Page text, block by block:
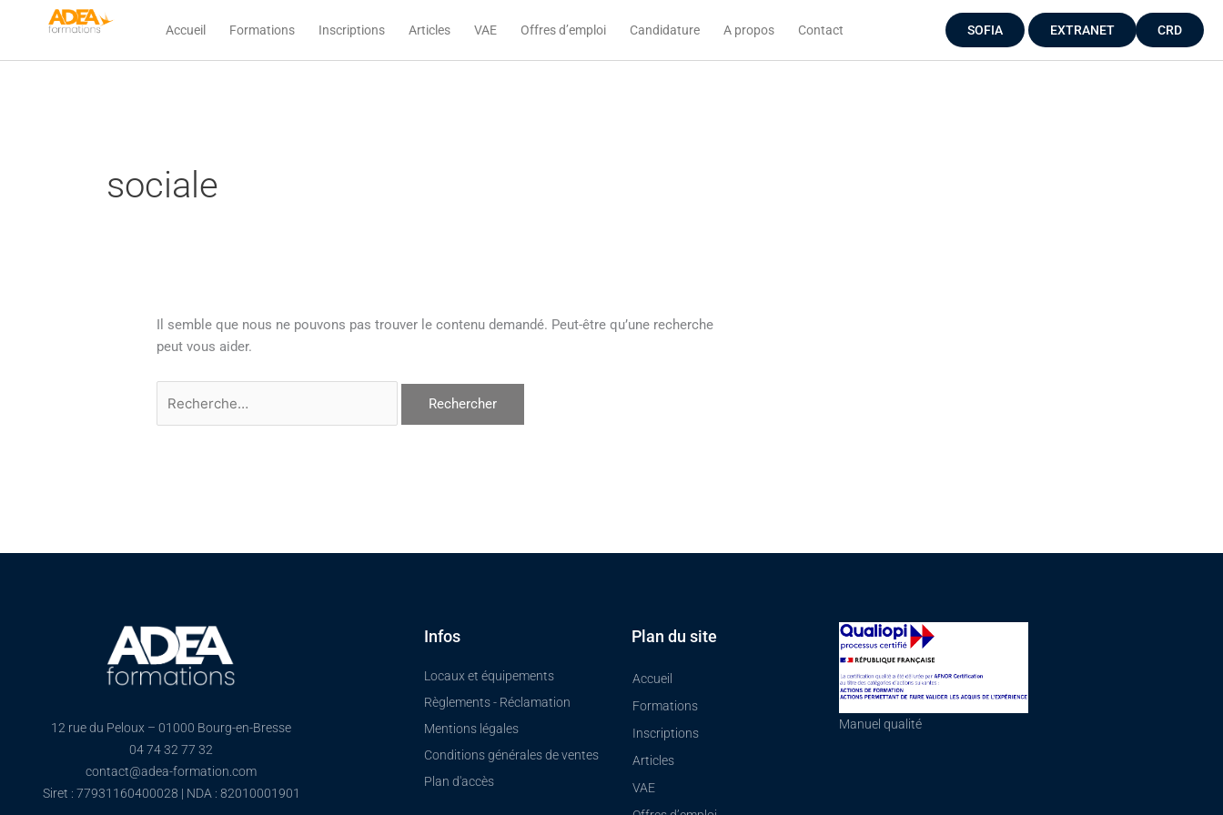
Accueil Formations Inscriptions Articles VAE Offres d’emploi Candidature A propos Contact SOFIA EXTRANET CRD
sociale
Il semble que nous ne pouvons pas trouver le contenu demandé. Peut-être qu’une recherche
peut vous aider.
12 rue du Peloux – 01000 Bourg-en-Bresse
04 74 32 77 32
contact@adea-formation.com
Siret : 77931160400028 | NDA : 82010001901
Infos
Locaux et équipements
Règlements - Réclamation
Mentions légales
Conditions générales de ventes
Plan d'accès
Plan du site
Accueil
Formations
Inscriptions
Articles
VAE
Manuel qualité